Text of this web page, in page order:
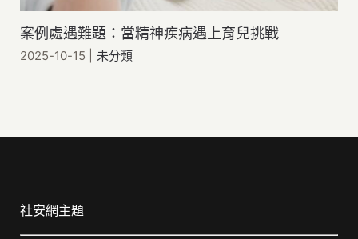
案例處遇難題：當精神疾病遇上育兒挑戰
2025-10-15 未分類
社安網主題